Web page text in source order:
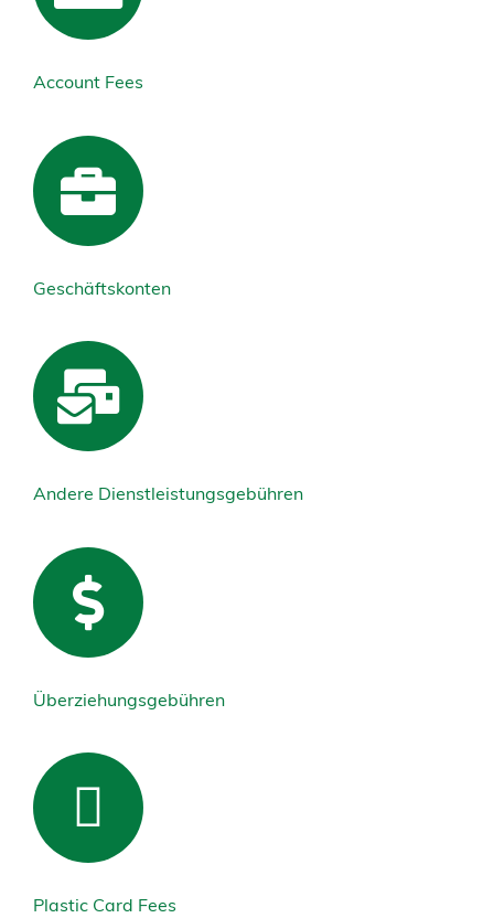
Account Fees
Geschäftskonten
Andere Dienstleistungsgebühren
Überziehungsgebühren
Plastic Card Fees